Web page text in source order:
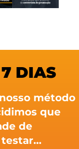
DIAS
método
que
de
testar…